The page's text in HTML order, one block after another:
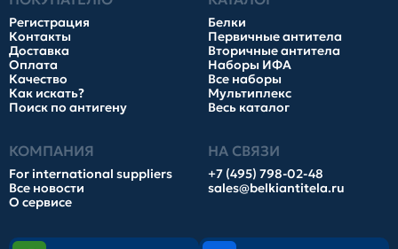
Регистрация
Контакты
Доставка
Оплата
Качество
Как искать?
Поиск по антигену
Белки
Первичные антитела
Вторичные антитела
Наборы ИФА
Все наборы
Мультиплекс
Весь каталог
КОМПАНИЯ
For international suppliers
Все новости
О сервисе
НА СВЯЗИ
+7 (495) 798-02-48
sales@belkiantitela.ru